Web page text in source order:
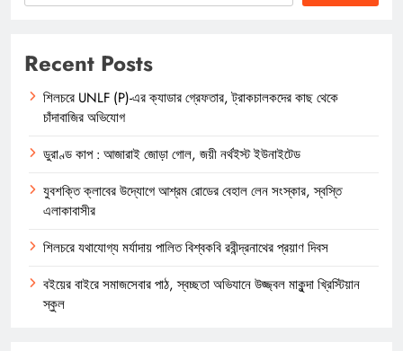
Recent Posts
শিলচরে UNLF (P)-এর ক্যাডার গ্রেফতার, ট্রাকচালকদের কাছ থেকে
চাঁদাবাজির অভিযোগ
ডুরাণ্ড কাপ : আজারাই জোড়া গোল, জয়ী নর্থইস্ট ইউনাইটেড
যুবশক্তি ক্লাবের উদ্যোগে আশ্রম রোডের বেহাল লেন সংস্কার, স্বস্তি
এলাকাবাসীর
শিলচরে যথাযোগ্য মর্যাদায় পালিত বিশ্বকবি রবীন্দ্রনাথের প্রয়াণ দিবস
বইয়ের বাইরে সমাজসেবার পাঠ, স্বচ্ছতা অভিযানে উজ্জ্বল মাকুন্দা খ্রিস্টিয়ান
স্কুল